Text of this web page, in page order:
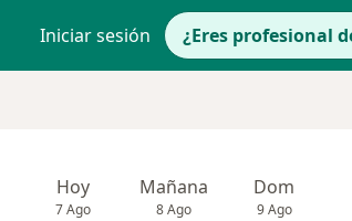
Iniciar sesión ¿Eres profesional
Hoy
7 Ago
Mañana
8 Ago
Dom
9 Ago